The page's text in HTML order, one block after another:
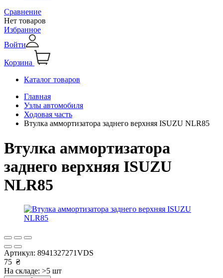
Сравнение
Нет товаров
Избранное
Войти
Корзина
Каталог товаров
Главная
Узлы автомобиля
Ходовая часть
Втулка аммортизатора заднего верхняя ISUZU NLR85
Втулка аммортизатора
заднего верхняя ISUZU
NLR85
Артикул: 8941327271VDS
75 ₴
На складе: >5 шт